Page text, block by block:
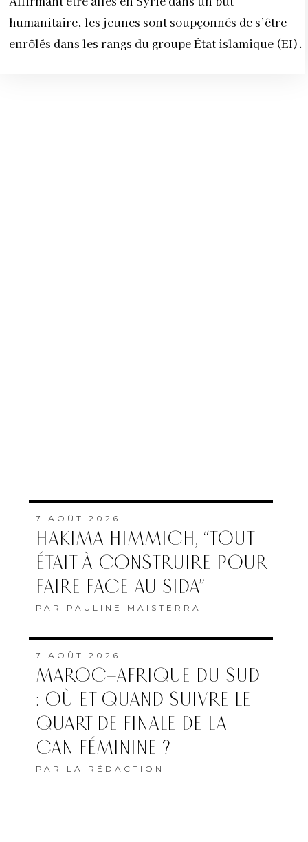
humanitaire, les jeunes sont soupçonnés de s’être
enrôlés dans les rangs du groupe État islamique (EI).
7 AOÛT 2026
HAKIMA HIMMICH, “TOUT
ÉTAIT À CONSTRUIRE POUR
FAIRE FACE AU SIDA”
PAR PAULINE MAISTERRA
7 AOÛT 2026
MAROC–AFRIQUE DU SUD
: OÙ ET QUAND SUIVRE LE
QUART DE FINALE DE LA
CAN FÉMININE ?
PAR LA RÉDACTION